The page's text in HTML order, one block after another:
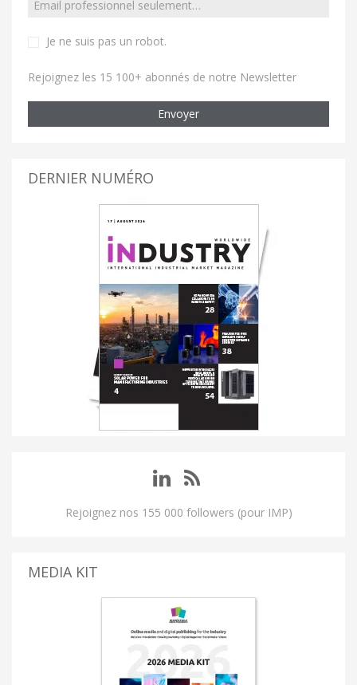
Je ne suis pas un robot.
Rejoignez les 15 100+ abonnés de notre Newsletter
Envoyer
DERNIER NUMÉRO
Rejoignez nos 155 000 followers (pour IMP)
MEDIA KIT